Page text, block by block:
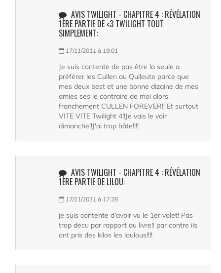
AVIS TWILIGHT - CHAPITRE 4 : RÉVÉLATION
1ÈRE PARTIE DE <3 TWILIGHT TOUT
SIMPLEMENT:
17/11/2011 à 19:01
Je suis contente de pas être la seule a
préférer les Cullen au Quileute parce que
mes deux best et une bonne dizaine de mes
amies ses le contraire de moi alors
franchement CULLEN FOREVER!! Et surtout
VITE VITE Twilight 4!!Je vais le voir
dimanche!!J'ai trop hâte!!!!
AVIS TWILIGHT - CHAPITRE 4 : RÉVÉLATION
1ÈRE PARTIE DE LILOU:
17/11/2011 à 17:28
je suis contente d'avoir vu le 1er volet! Pas
trop decu par rapport au livre!! par contre ils
ont pris des kilos les loulous!!!!